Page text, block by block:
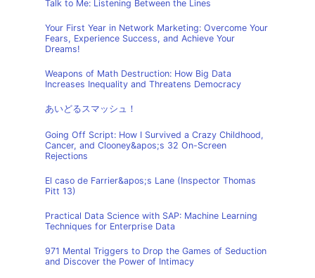
Talk to Me: Listening Between the Lines
Your First Year in Network Marketing: Overcome Your
Fears, Experience Success, and Achieve Your
Dreams!
Weapons of Math Destruction: How Big Data
Increases Inequality and Threatens Democracy
あいどるスマッシュ！
Going Off Script: How I Survived a Crazy Childhood,
Cancer, and Clooney&apos;s 32 On-Screen
Rejections
El caso de Farrier&apos;s Lane (Inspector Thomas
Pitt 13)
Practical Data Science with SAP: Machine Learning
Techniques for Enterprise Data
971 Mental Triggers to Drop the Games of Seduction
and Discover the Power of Intimacy